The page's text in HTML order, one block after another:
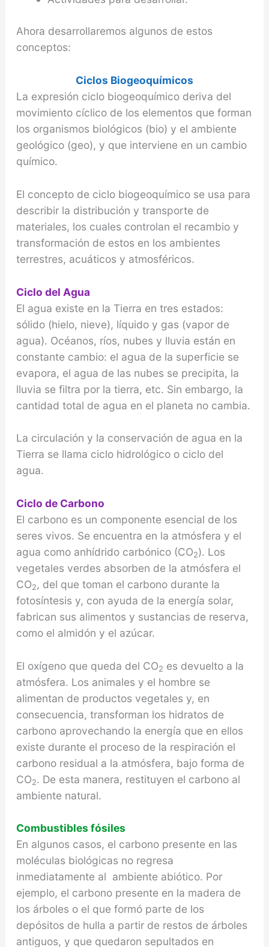
Ahora desarrollaremos algunos de estos
conceptos:
Ciclos Biogeoquímicos
La expresión ciclo biogeoquímico deriva del
movimiento cíclico de los elementos que forman
los organismos biológicos (bio) y el ambiente
geológico (geo), y que interviene en un cambio
químico.
El concepto de ciclo biogeoquímico se usa para
describir la distribución y transporte de
materiales, los cuales controlan el recambio y
transformación de estos en los ambientes
terrestres, acuáticos y atmosféricos.
Ciclo del Agua
El agua existe en la Tierra en tres estados:
sólido (hielo, nieve), líquido y gas (vapor de
agua). Océanos, ríos, nubes y lluvia están en
constante cambio: el agua de la superficie se
evapora, el agua de las nubes se precipita, la
lluvia se filtra por la tierra, etc. Sin embargo, la
cantidad total de agua en el planeta no cambia.
La circulación y la conservación de agua en la
Tierra se llama ciclo hidrológico o ciclo del
agua.
Ciclo de Carbono
El carbono es un componente esencial de los
seres vivos. Se encuentra en la atmósfera y el
agua como anhídrido carbónico (CO2). Los
vegetales verdes absorben de la atmósfera el
CO2, del que toman el carbono durante la
fotosíntesis y, con ayuda de la energía solar,
fabrican sus alimentos y sustancias de reserva,
como el almidón y el azúcar.
El oxígeno que queda del CO2 es devuelto a la
atmósfera. Los animales y el hombre se
alimentan de productos vegetales y, en
consecuencia, transforman los hidratos de
carbono aprovechando la energía que en ellos
existe durante el proceso de la respiración el
carbono residual a la atmósfera, bajo forma de
CO2. De esta manera, restituyen el carbono al
ambiente natural.
Combustibles fósiles
En algunos casos, el carbono presente en las
moléculas biológicas no regresa
inmediatamente al ambiente abiótico. Por
ejemplo, el carbono presente en la madera de
los árboles o el que formó parte de los
depósitos de hulla a partir de restos de árboles
antiguos, y que quedaron sepultados en